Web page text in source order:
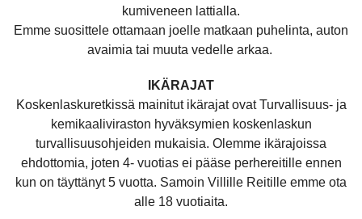
kumiveneen lattialla.
Emme suosittele ottamaan joelle matkaan puhelinta, auton
avaimia tai muuta vedelle arkaa.
IKÄRAJAT
Koskenlaskuretkissä mainitut ikärajat ovat Turvallisuus- ja
kemikaaliviraston hyväksymien koskenlaskun
turvallisuusohjeiden mukaisia. Olemme ikärajoissa
ehdottomia, joten 4- vuotias ei pääse perhereitille ennen
kun on täyttänyt 5 vuotta. Samoin Villille Reitille emme ota
alle 18 vuotiaita.